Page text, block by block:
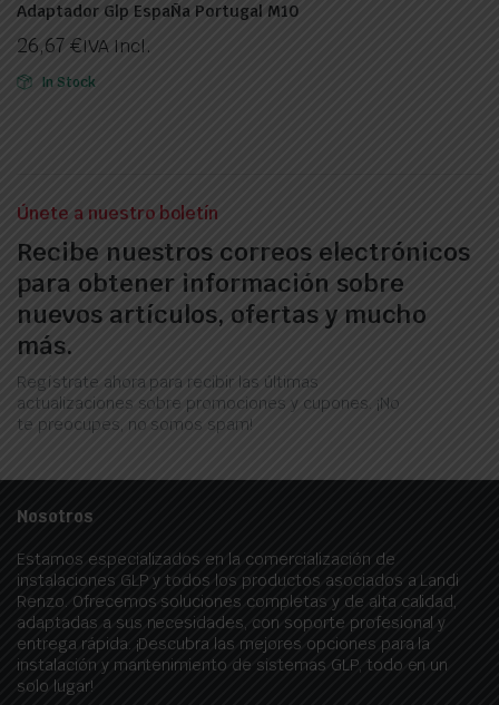
Adaptador Glp EspaÑa Portugal M10
26,67 €IVA Incl.
In Stock
Únete a nuestro boletín
Recibe nuestros correos electrónicos
para obtener información sobre
nuevos artículos, ofertas y mucho
más.
Regístrate ahora para recibir las últimas
actualizaciones sobre promociones y cupones. ¡No
te preocupes, no somos spam!
Nosotros
Estamos especializados en la comercialización de
instalaciones GLP y todos los productos asociados a Landi
Renzo. Ofrecemos soluciones completas y de alta calidad,
adaptadas a sus necesidades, con soporte profesional y
entrega rápida. ¡Descubra las mejores opciones para la
instalación y mantenimiento de sistemas GLP, todo en un
solo lugar!